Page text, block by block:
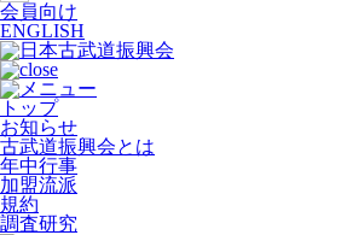
会員向け
ENGLISH
トップ
お知らせ
古武道振興会とは
年中行事
加盟流派
規約
調査研究